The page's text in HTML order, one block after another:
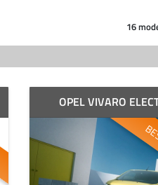
16
OPEL VIVARO